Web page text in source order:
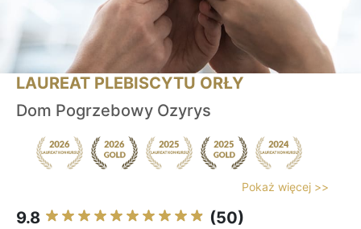
LAUREAT PLEBISCYTU ORŁY
Dom Pogrzebowy Ozyrys
Pokaż więcej >>
9.8 (50)